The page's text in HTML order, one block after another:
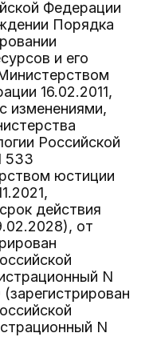
Федерации
Порядка
и его
16.02.2011,
изменениями,
Российской
533
юстиции
действия
от
N
N